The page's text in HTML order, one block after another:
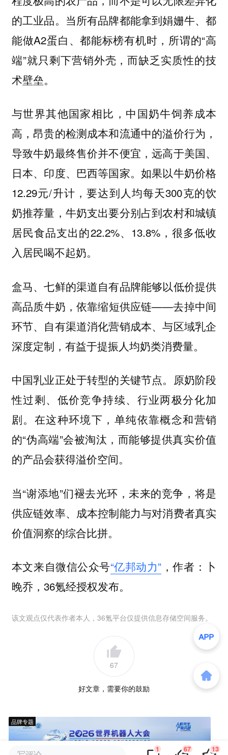
的工业品。当所有品牌都能拿到娟姗牛、都
能做A2蛋白、都能标榜有机时，所谓的“高
端”就只剩下营销外壳，而缺乏实质性的技
术壁垒。
与世界其他国家相比，中国奶牛饲养成本
高，昂贵的检测成本和流通中的溢价行为，
导致牛奶最终售价并不便宜，远高于美国、
日本、印度、巴西等国家。如果以牛奶价格
12.29元/升计，要达到人均每天300克的饮
奶推荐量，牛奶支出要分别占到农村和城镇
居民食品支出的22.2%、13.8%，很多低收
入居民喝不起奶。
盒马、七鲜的渠道自有品牌能够以低价提供
高品质牛奶，依靠缩短供应链——去掉中间
环节、自有渠道消化营销成本、与区域乳企
深度定制，有益于提振人均奶类消费量。
中国乳业正处于转型的关键节点。原奶阶段
性过剩、低价竞争持续、行业两极分化加
剧。在这种环境下，单纯依靠概念和营销
的“伪高端”会被淘汰，而能够提供真实价值
的产品会获得溢价空间。
当“谢添地”们褪去光环，未来的竞争，将是
供应链效率、成本控制能力与对消费者真实
价值洞察的综合比拼。
本文来自微信公众号“亿邦动力” ，作者：卜
晚乔，36氪经授权发布。
该文观点仅代表作者本人，36氪平台仅提供信息存储空间服务。
67
好文章，需要你的鼓励
品牌专题
1 67 13